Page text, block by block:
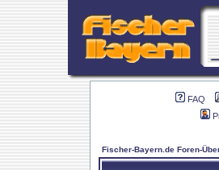
FAQ
Fischer-Bayern.de Foren-